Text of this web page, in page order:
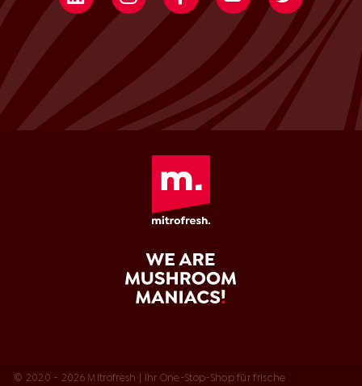
© 2020 - 2026 Mitrofresh | Ihr One-Stop-Shop für frische